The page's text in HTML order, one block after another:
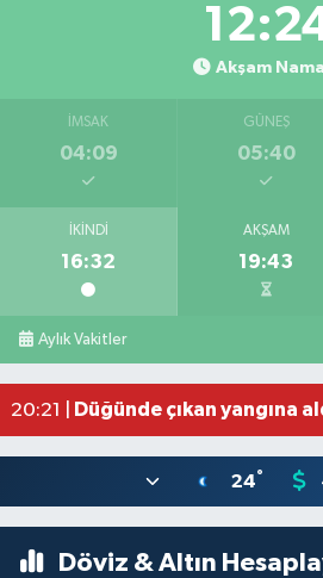
Akşam
İMSAK
04:09
GÜNEŞ
05:40
İKINDI
16:32
AKŞAM
19:43
Aylık Vakitler
Bahçede yaşanan
10:15 |Antakya'da evlere giren
21:17 |Salah'ın maaşı açıklandı!
20:21 |
Düğünde çıkan yangına
24°
Döviz & Altın